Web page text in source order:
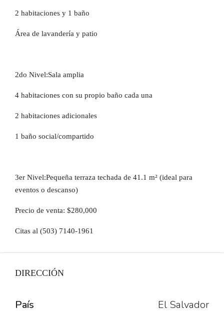
2 habitaciones y 1 baño
Área de lavandería y patio
2do Nivel:Sala amplia
4 habitaciones con su propio baño cada una
2 habitaciones adicionales
1 baño social/compartido
3er Nivel:Pequeña terraza techada de 41.1 m² (ideal para
eventos o descanso)
Precio de venta: $280,000
Citas al (503) 7140-1961
DIRECCIÓN
País El Salvador